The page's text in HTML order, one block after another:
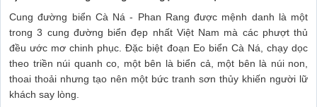
Cung đường biển Cà Ná - Phan Rang được mệnh danh là một
trong 3 cung đường biển đẹp nhất Việt Nam mà các phượt thủ
đều ước mơ chinh phục. Đặc biệt đoạn Eo biển Cà Ná, chạy dọc
theo triền núi quanh co, một bên là biển cả, một bên là núi non,
thoai thoải nhưng tạo nên một bức tranh sơn thủy khiến người lữ
khách say lòng.